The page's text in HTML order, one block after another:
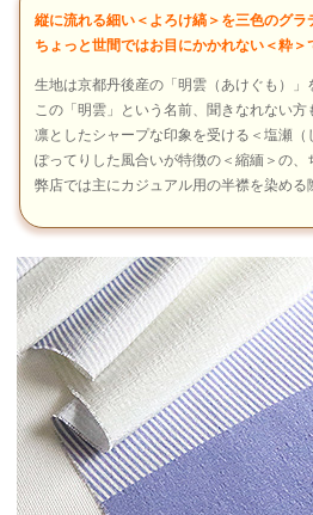
縦に流れる細い＜よろけ縞＞を三色のグ
ちょっと世間ではお目にかかれない＜粋
生地は京都丹後産の「明雲（あけぐも）」
この「明雲」という名前、聞きなれない
凛としたシャープな印象を受ける＜塩瀬（
ぽってりした風合いが特徴の＜縮緬＞の
弊店では主にカジュアル用の半襟を染め